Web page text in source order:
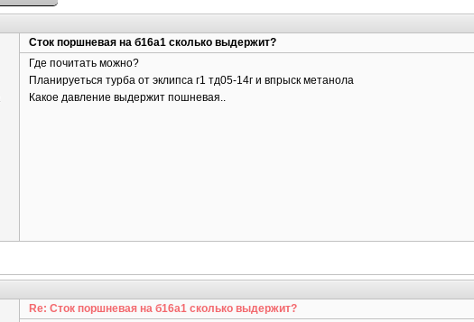
Сток поршневая на б16а1 сколько выдержит?
Где почитать можно?
Планируеться турба от эклипса г1 тд05-14г и впрыск метанола
Какое давление выдержит пошневая..
Re: Сток поршневая на б16а1 сколько выдержит?